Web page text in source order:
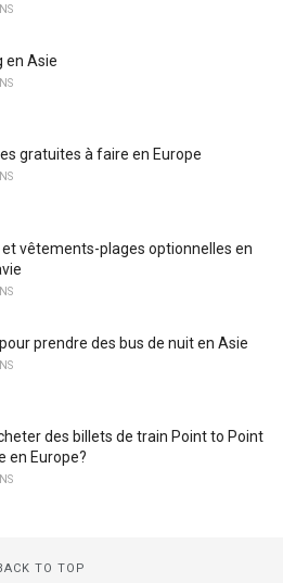
en Asie
gratuites à faire en Europe
et vêtements-plages optionnelles en
prendre des bus de nuit en Asie
des billets de train Point to Point
en Europe?
TO TOP